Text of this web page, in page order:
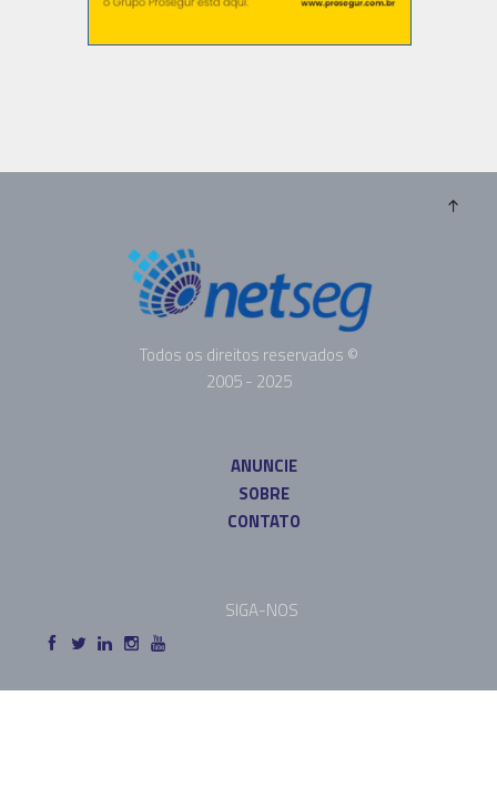
Todos os direitos reservados ©
2005 - 2025
ANUNCIE
SOBRE
CONTATO
SIGA-NOS